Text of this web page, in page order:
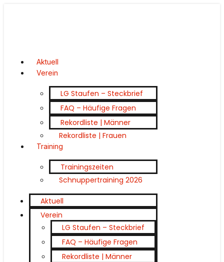
Aktuell
Verein
LG Staufen – Steckbrief
FAQ – Häufige Fragen
Rekordliste | Männer
Rekordliste | Frauen
Training
Trainingszeiten
Schnuppertraining 2026
Aktuell
Verein
LG Staufen – Steckbrief
FAQ – Häufige Fragen
Rekordliste | Männer